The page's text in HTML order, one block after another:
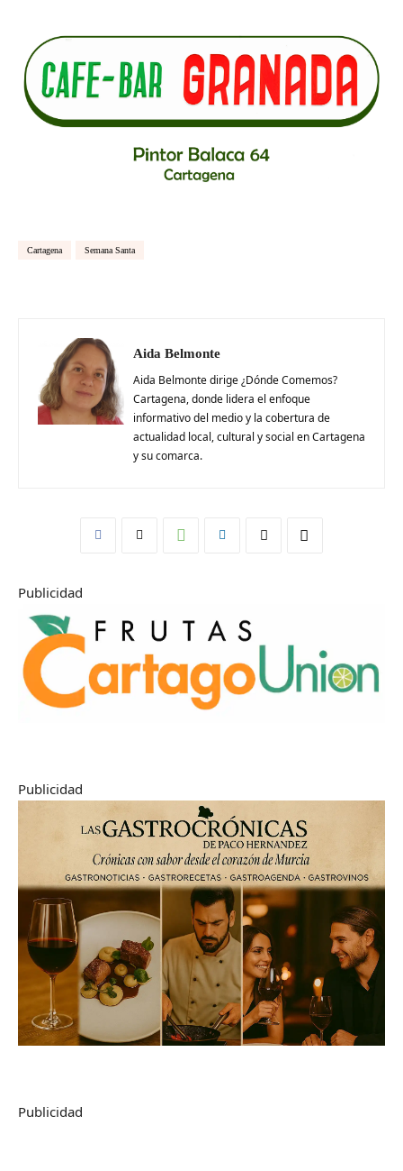
Cartagena Semana Santa
Aida Belmonte
Aida Belmonte dirige ¿Dónde Comemos?
Cartagena, donde lidera el enfoque
informativo del medio y la cobertura de
actualidad local, cultural y social en Cartagena
y su comarca.
Publicidad
Publicidad
Publicidad